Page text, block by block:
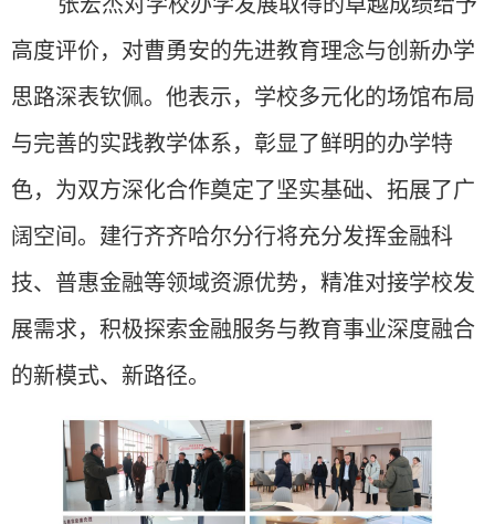
高度评价，对曹勇安的先进教育理念与创新办学
思路深表钦佩。他表示，学校多元化的场馆布局
与完善的实践教学体系，彰显了鲜明的办学特
色，为双方深化合作奠定了坚实基础、拓展了广
阔空间。建行齐齐哈尔分行将充分发挥金融科
技、普惠金融等领域资源优势，精准对接学校发
展需求，积极探索金融服务与教育事业深度融合
的新模式、新路径。